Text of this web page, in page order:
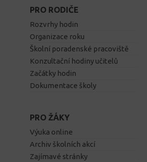
PRO RODIČE
Rozvrhy hodin
Organizace roku
Školní poradenské pracoviště
Konzultační hodiny učitelů
Začátky hodin
Dokumentace školy
PRO ŽÁKY
Výuka online
Archiv školních akcí
Zajímavé stránky